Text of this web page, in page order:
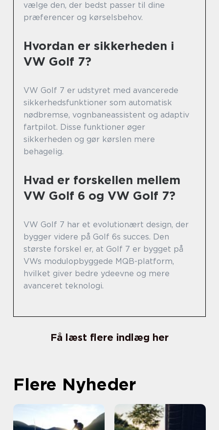
vælge den, der bedst passer til dine
præferencer og kørselsbehov.
Hvordan er sikkerheden i
VW Golf 7?
VW Golf 7 er udstyret med avancerede
sikkerhedsfunktioner som automatisk
nødbremse, vognbaneassistent og adaptiv
fartpilot. Disse funktioner øger
sikkerheden og gør kørslen mere
behagelig.
Hvad er forskellen mellem
VW Golf 6 og VW Golf 7?
VW Golf 7 har et evolutionært design, der
bygger videre på Golf 6s succes. Den
største forskel er, at Golf 7 er bygget på
VWs modulopbyggede MQB-platform,
hvilket giver bedre ydeevne og mere
avanceret teknologi.
Få læst flere indlæg her
Flere Nyheder